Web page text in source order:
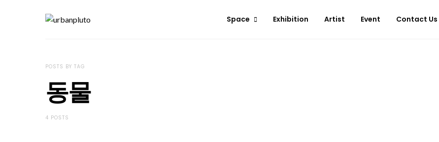
Space Exhibition Artist Event Contact Us
POSTS BY TAG
동물
4 POSTS